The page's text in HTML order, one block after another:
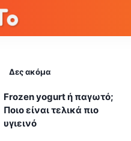
Δες ακόμα
Frozen yogurt ή παγωτό;
Ποιο είναι τελικά πιο
υγιεινό